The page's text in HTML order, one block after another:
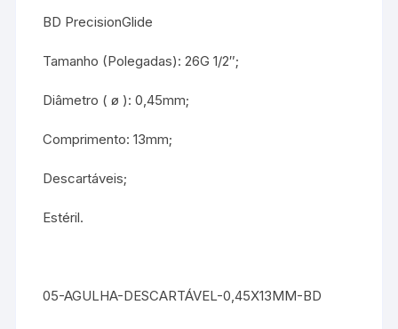
BD PrecisionGlide
Tamanho (Polegadas): 26G 1/2″;
Diâmetro ( ø ): 0,45mm;
Comprimento: 13mm;
Descartáveis;
Estéril.
05-AGULHA-DESCARTÁVEL-0,45X13MM-BD